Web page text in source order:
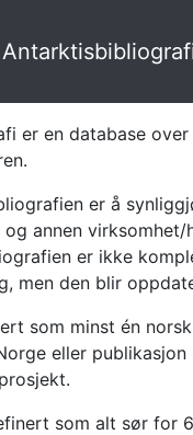
er en database over
er å
annen virksomhet/
er ikke
men den blir
som minst én
eller publikasjon
som alt sør for